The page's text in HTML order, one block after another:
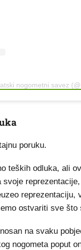
nogometni savez
poruku.
teških odluka, ali
ostvariti sve
na svaku
nogometa poput